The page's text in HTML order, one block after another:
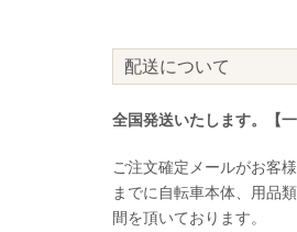
配送について
全国発送いたします。【一
ご注文確定メールがお客
までに自転車本体、用品
間を頂いております。